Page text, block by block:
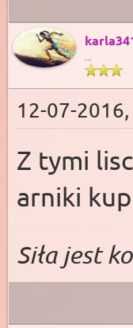
12-07-
Z tymi
arniki
Siła jest